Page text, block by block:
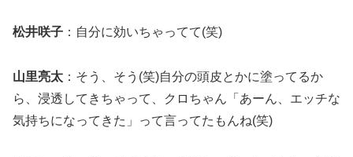
松井咲子 ：自分に効いちゃってて(笑)
山里亮太 ：そう、そう(笑)自分の頭皮とかに塗ってるか
ら、浸透してきちゃって、クロちゃん「あーん、エッチな
気持ちになってきた」って言ってたもんね(笑)